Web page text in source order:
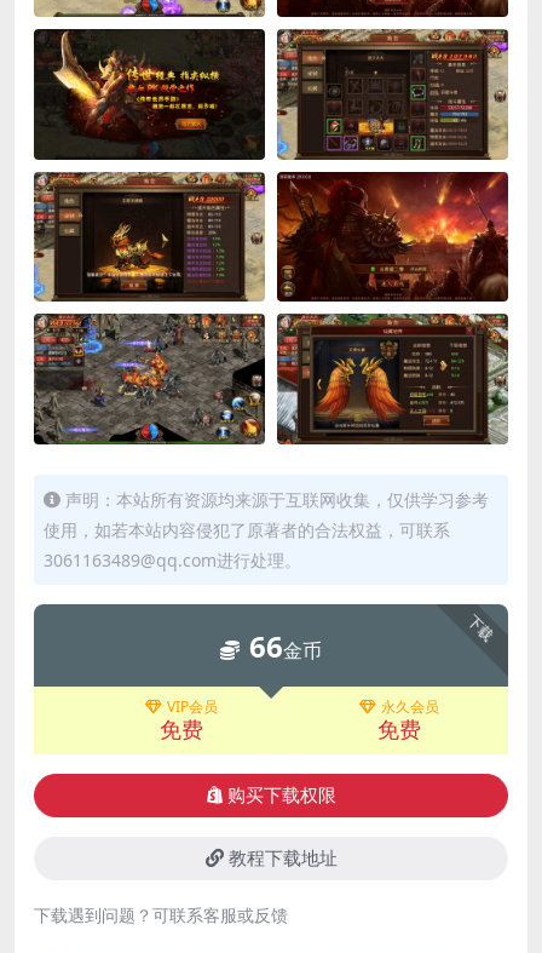
声明：本站所有资源均来源于互联网收集，仅供学习参考
使用，如若本站内容侵犯了原著者的合法权益，可联系
3061163489@qq.com进行处理。
下载
66金币
VIP会员
免费
永久会员
免费
购买下载权限
教程下载地址
下载遇到问题？可联系客服或反馈